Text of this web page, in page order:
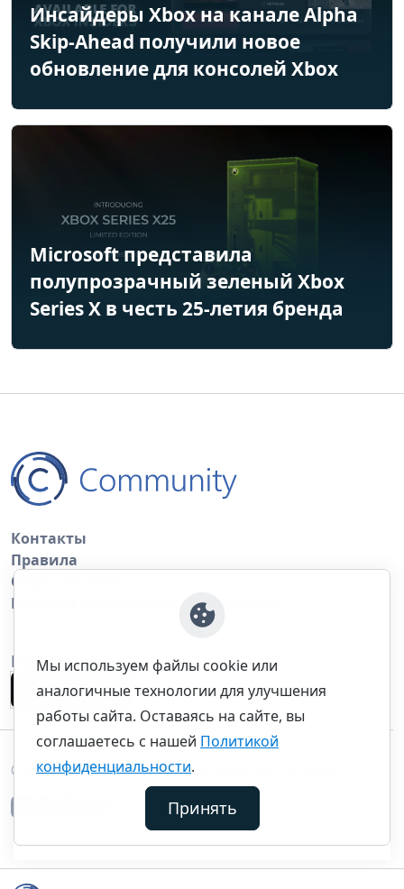
Инсайдеры Xbox на канале Alpha
Skip-Ahead получили новое
обновление для консолей Xbox
Microsoft представила
полупрозрачный зеленый Xbox
Series X в честь 25-летия бренда
Контакты
Правила
Обратная связь
Правила копирования материалов
Приложение
©thecommunity.ru 2026. Все права защищены.
Мы используем файлы cookie или
аналогичные технологии для улучшения
работы сайта. Оставаясь на сайте, вы
соглашаетесь с нашей Политикой
конфиденциальности.
Принять